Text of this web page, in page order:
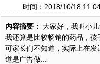
时间：2018/10/18
内容摘要：
大家好，我叫小
我还算是比较畅销的药品，孩
可家长们不知道，实际上在
道是广告做...